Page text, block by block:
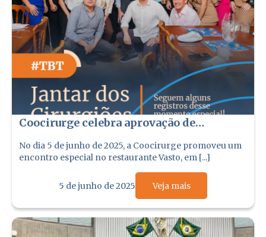
Coocirurge celebra aprovação de
cirurgiões na prova de título do CBC
No dia 5 de junho de 2025, a Coocirurge promoveu um
encontro especial no restaurante Vasto, em [...]
5 de junho de 2025 Veja mais